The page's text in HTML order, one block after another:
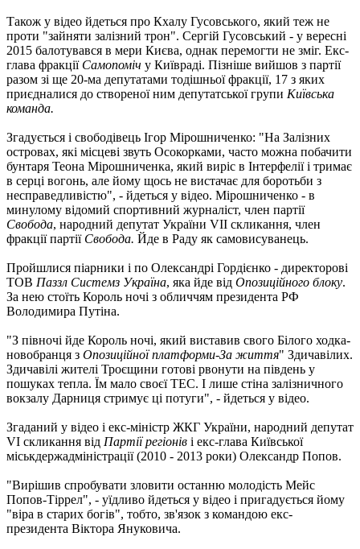
Також у відео йдеться про Кхалу Гусовського, який теж не
проти "зайняти залізний трон". Сергій Гусовський - у вересні
2015 балотувався в мери Києва, однак перемогти не зміг. Екс-
глава фракції Самопоміч у Київраді. Пізніше вийшов з партії
разом зі ще 20-ма депутатами тодішньої фракції, 17 з яких
приєдналися до створеної ним депутатської групи Київська
команда.
Згадується і свободівець Ігор Мірошниченко: "На Залізних
островах, які місцеві звуть Осокорками, часто можна побачити
бунтаря Теона Мірошниченка, який виріс в Інтерфелії і тримає
в серці вогонь, але йому щось не вистачає для боротьби з
несправедливістю", - йдеться у відео. Мірошниченко - в
минулому відомий спортивний журналіст, член партії
Свобода, народний депутат України VII скликання, член
фракції партії Свобода. Йде в Раду як самовисуванець.
Пройшлися піарники і по Олександрі Гордієнко - директорові
ТОВ Паззл Системз Україна, яка йде від Опозиційного блоку.
За нею стоїть Король ночі з обличчям президента РФ
Володимира Путіна.
"З півночі йде Король ночі, який виставив свого Білого ходка-
новобранця з Опозиційної платформи-За життя" Здичавілих.
Здичавілі жителі Троєщини готові рвонути на південь у
пошуках тепла. Їм мало своєї ТЕС. І лише стіна залізничного
вокзалу Дарниця стримує ці потуги", - йдеться у відео.
Згаданий у відео і екс-міністр ЖКГ України, народний депутат
VI скликання від Партії регіонів і екс-глава Київської
міськдержадміністрації (2010 - 2013 роки) Олександр Попов.
"Вирішив спробувати зловити останню молодість Мейс
Попов-Тіррел", - уїдливо йдеться у відео і пригадується йому
"віра в старих богів", тобто, зв'язок з командою екс-
президента Віктора Януковича.